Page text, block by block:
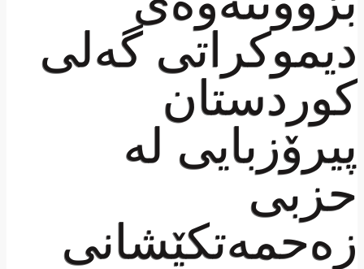
دیموکراتی گەلی
کوردستان
پیرۆزبایی لە
حزبی
زه‌حمه‌تكێشانی